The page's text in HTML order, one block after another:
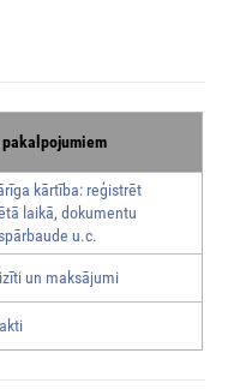
kārtība: reģistrēt
laikā, dokumentu
u.c.
un maksājumi